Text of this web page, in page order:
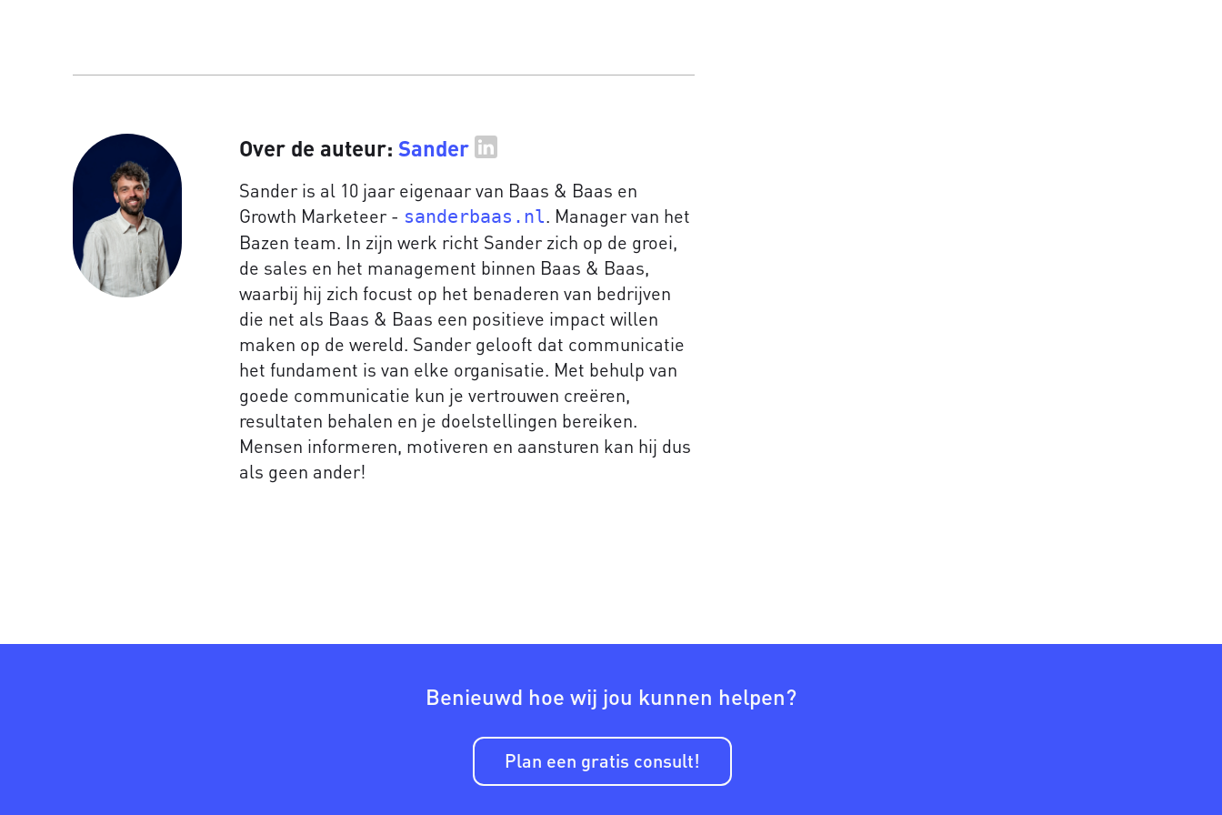
Over de auteur: Sander
Sander is al 10 jaar eigenaar van Baas & Baas en
Growth Marketeer - sanderbaas.nl. Manager van het
Bazen team. In zijn werk richt Sander zich op de groei,
de sales en het management binnen Baas & Baas,
waarbij hij zich focust op het benaderen van bedrijven
die net als Baas & Baas een positieve impact willen
maken op de wereld. Sander gelooft dat communicatie
het fundament is van elke organisatie. Met behulp van
goede communicatie kun je vertrouwen creëren,
resultaten behalen en je doelstellingen bereiken.
Mensen informeren, motiveren en aansturen kan hij dus
als geen ander!
Benieuwd hoe wij jou kunnen helpen?
Plan een gratis consult!